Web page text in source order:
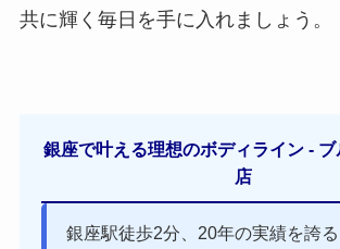
共に輝く毎日を手に入れましょう。
銀座で叶える理想のボディライン -
店
銀座駅徒歩2分、20年の実績を誇